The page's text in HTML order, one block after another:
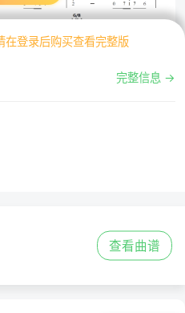
在登录后购买查看完整版
完整信息 →
查看曲谱